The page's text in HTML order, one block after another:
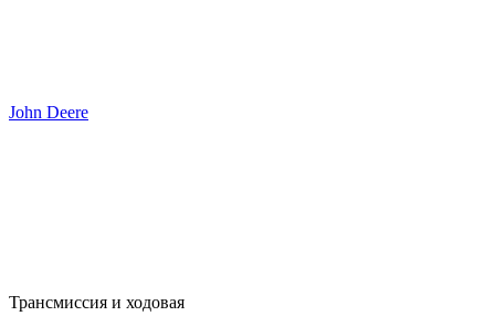
John Deere
Трансмиссия и ходовая